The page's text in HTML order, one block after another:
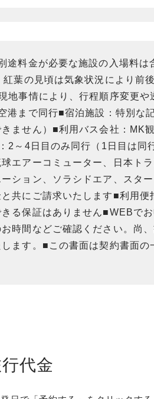
途料金が必要な施設の入場料
葉の見頃は気象状況により前
地事情により、行程順序変更
港まで同行■宿泊施設：特別な
ません）■利用バス会社：MK
2～4日目のみ同行（1日目は同
エアーコミューター、日本ト
ション、ソラシドエア、スタ
共にご請求いたします■利用
る保証はありません■WEBで
時間などご確認ください。尚
ます。■この書面は契約書面
代金